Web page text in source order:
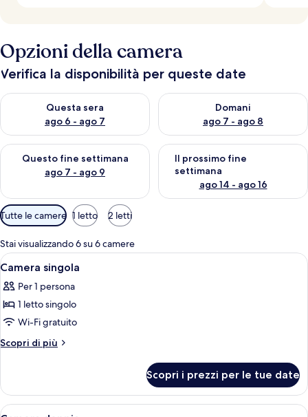
Opzioni della camera
Verifica la disponibilità per queste date
Questa sera
ago 6 - ago 7
Verifica la disponibilità per questa sera, ago 6 - ago 7
Domani
ago 7 - ago 8
Verifica la disponibilità per
Questo fine settimana
ago 7 - ago 9
Verifica la disponibilità per questo fine settimana, ago 7 - ago
Il prossimo fine
settimana
ago 14 - ago 16
Verifica la disponibilità per il
Filtri
disponibili
per
le
camere
Tutte le camere 1 letto 2 letti
Stai visualizzando 6 su 6 camere
Apri
tutte
le
foto
per
Camera
Una camera da letto con soffitto in
2
Camera singola
Per 1 persona
1 letto singolo
Wi-Fi gratuito
Scopri di più
Altri
singola
Scopri i prezzi per le tue date
Apri
Un letto a baldacchino con